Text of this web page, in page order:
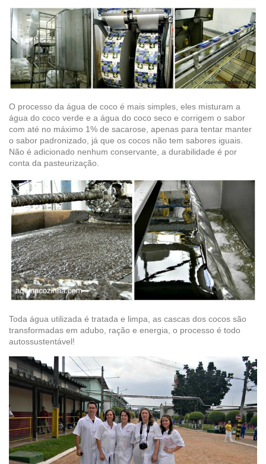
O processo da água de coco é mais simples, eles misturam a
água do coco verde e a água do coco seco e corrigem o sabor
com até no máximo 1% de sacarose, apenas para tentar manter
o sabor padronizado, já que os cocos não tem sabores iguais.
Não é adicionado nenhum conservante, a durabilidade é por
conta da pasteurização.
Toda água utilizada é tratada e limpa, as cascas dos cocos são
transformadas em adubo, ração e energia, o processo é todo
autossustentável!